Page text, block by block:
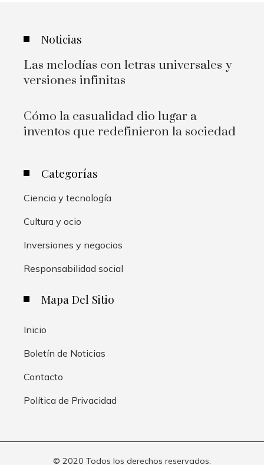
Noticias
Las melodías con letras universales y
versiones infinitas
Cómo la casualidad dio lugar a
inventos que redefinieron la sociedad
Categorías
Ciencia y tecnología
Cultura y ocio
Inversiones y negocios
Responsabilidad social
Mapa Del Sitio
Inicio
Boletín de Noticias
Contacto
Política de Privacidad
© 2020 Todos los derechos reservados.